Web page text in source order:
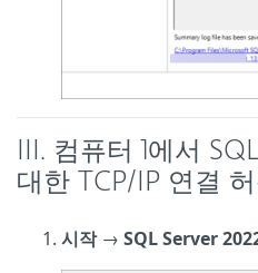
III. 컴퓨터 1에서
대한 TCP/IP 연결 허
시작 → SQL Server